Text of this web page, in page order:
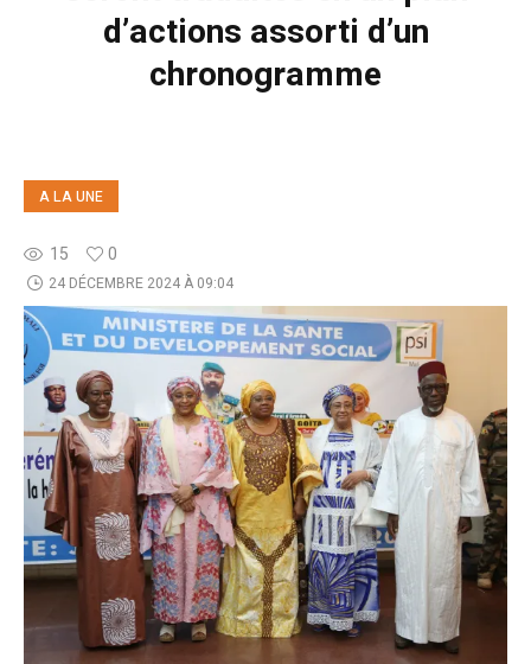
d’actions assorti d’un
chronogramme
A LA UNE
15 0
24 DÉCEMBRE 2024 À 09:04